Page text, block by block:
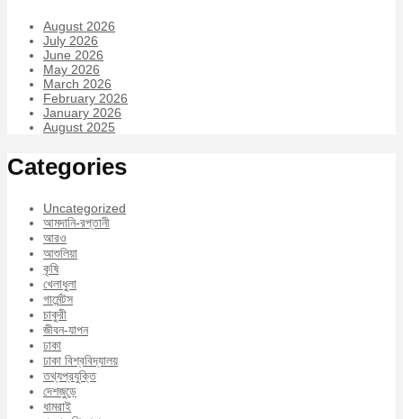
August 2026
July 2026
June 2026
May 2026
March 2026
February 2026
January 2026
August 2025
Categories
Uncategorized
আমদানি-রপ্তানী
আরও
আশুলিয়া
কৃষি
খেলাধুলা
গার্মেন্টস
চাকুরী
জীবন-যাপন
ঢাকা
ঢাকা বিশ্ববিদ্যালয়
তথ্যপ্রযুক্তি
দেশজুড়ে
ধামরাই